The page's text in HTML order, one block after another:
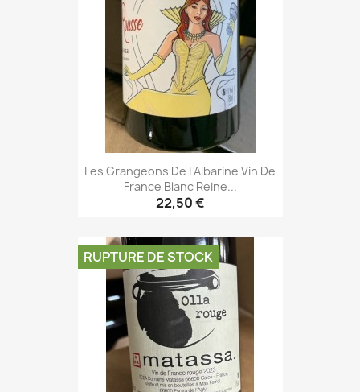
Les Grangeons De L'Albarine Vin De
France Blanc Reine...
22,50 €
RUPTURE DE STOCK